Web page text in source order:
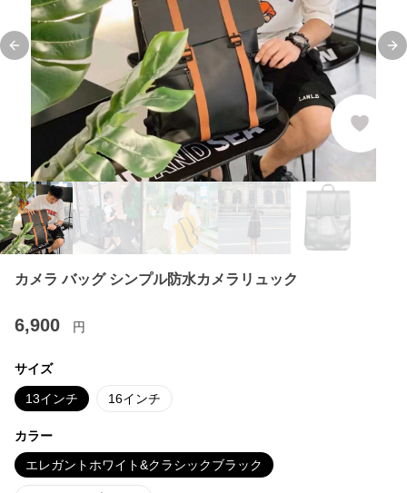
Previous slide
カメラ バッグ シンプル防水カメラリュック
6,900 円
サイズ
13インチ 16インチ
カラー
エレガントホワイト&クラシックブラック